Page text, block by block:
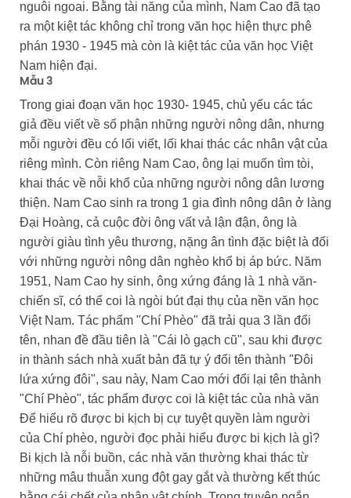
nguôi ngoai. Bằng tài năng của mình, Nam Cao đã tạo
ra một kiệt tác không chỉ trong văn học hiện thực phê
phán 1930 - 1945 mà còn là kiệt tác của văn học Việt
Nam hiện đại.
Mẫu 3
Trong giai đoạn văn học 1930- 1945, chủ yếu các tác
giả đều viết về số phận những người nông dân, nhưng
mỗi người đều có lối viết, lối khai thác các nhân vật của
riêng mình. Còn riêng Nam Cao, ông lại muốn tìm tòi,
khai thác về nỗi khổ của những người nông dân lương
thiện. Nam Cao sinh ra trong 1 gia đình nông dân ở làng
Đại Hoàng, cả cuộc đời ông vất vả lận đận, ông là
người giàu tình yêu thương, nặng ân tình đặc biệt là đối
với những người nông dân nghèo khổ bị áp bức. Năm
1951, Nam Cao hy sinh, ông xứng đáng là 1 nhà văn-
chiến sĩ, có thể coi là ngòi bút đại thụ của nền văn học
Việt Nam. Tác phẩm "Chí Phèo" đã trải qua 3 lần đổi
tên, nhan đề đầu tiên là "Cái lò gạch cũ", sau khi được
in thành sách nhà xuất bản đã tự ý đổi tên thành "Đôi
lứa xứng đôi", sau này, Nam Cao mới đổi lại tên thành
"Chí Phèo", tác phẩm được coi là kiệt tác của nhà văn
Để hiểu rõ được bi kịch bị cự tuyệt quyền làm người
của Chí phèo, người đọc phải hiểu được bi kịch là gì?
Bi kịch là nỗi buồn, các nhà văn thường khai thác từ
những mâu thuẫn xung đột gay gắt và thường kết thúc